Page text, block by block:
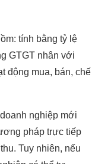
tính bằng tỷ lệ
GTGT nhân với
động mua, bán, chế
nghiệp mới
pháp trực tiếp
Tuy nhiên, nếu